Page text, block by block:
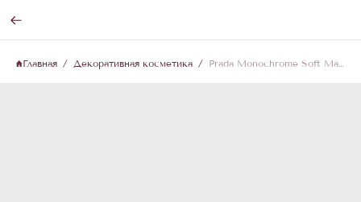
Главная Декоративная косметика Prada Monochrome Soft Matte Blur Prada Beauty